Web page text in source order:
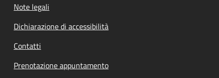
Note legali
Dichiarazione di accessibilità
Contatti
Prenotazione appuntamento